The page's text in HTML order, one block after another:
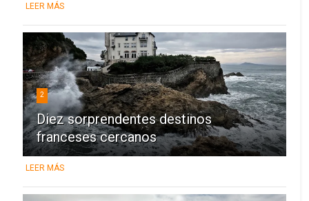
LEER MÁS
2
Diez sorprendentes destinos
franceses cercanos
LEER MÁS